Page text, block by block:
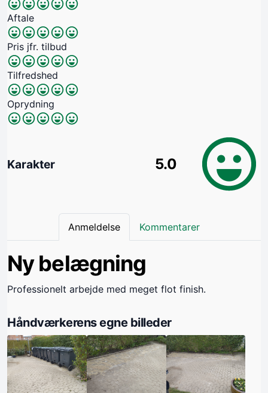
Aftale
Pris jfr. tilbud
Tilfredshed
Oprydning
Karakter 5.0
Anmeldelse Kommentarer
Ny belægning
Professionelt arbejde med meget flot finish.
Håndværkerens egne billeder